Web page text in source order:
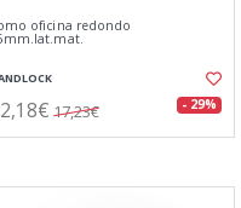
oficina redondo
17,23€ - 29%